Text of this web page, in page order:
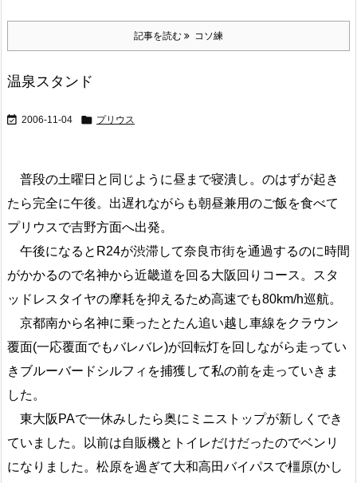
記事を読む コソ練
温泉スタンド
 2006-11-04  プリウス
普段の土曜日と同じように昼まで寝潰し。のはずが起き
たら完全に午後。出遅れながらも朝昼兼用のご飯を食べて
プリウスで吉野方面へ出発。
午後になるとR24が渋滞して奈良市街を通過するのに時間
がかかるので名神から近畿道を回る大阪回りコース。スタ
ッドレスタイヤの摩耗を抑えるため高速でも80km/h巡航。
京都南から名神に乗ったとたん追い越し車線をクラウン
覆面(一応覆面でもバレバレ)が回転灯を回しながら走ってい
きブルーバードシルフィを捕獲して私の前を走っていきま
した。
東大阪PAで一休みしたら奥にミニストップが新しくでき
ていました。以前は自販機とトイレだけだったのでベンリ
になりました。松原を過ぎて大和高田バイパスで橿原(かし